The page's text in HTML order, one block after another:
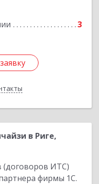
3
в Риге,
(договоров ИТС)
фирмы 1С.